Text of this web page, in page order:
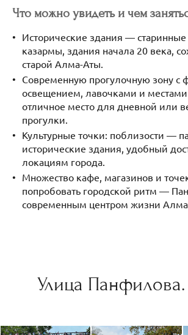
Что можно увидеть и чем
Исторические здания —
казармы, здания начала 20 века,
старой Алма-Аты.
Современную прогулочную зону с
освещением, лавочками и
отличное место для дневной или
прогулки.
Культурные точки: поблизости —
исторические здания, удобный
локациям города.
Множество кафе, магазинов и
попробовать городской ритм —
современным центром жизни
Улица